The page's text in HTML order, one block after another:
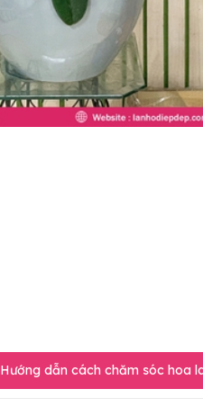
Hướng dẫn cách chăm sóc hoa